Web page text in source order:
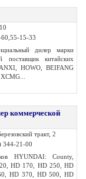
15-33
дилер марки
китайских
HOWO, BEIFANG
коммерческой
тракт, 2
344-21-00
HYUNDAI: County,
HD 170, HD 250, HD
HD 370, HD 500, HD